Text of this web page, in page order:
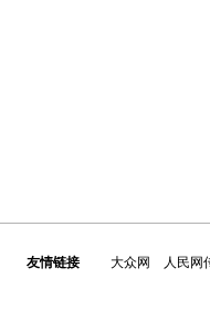
友情链接 大众网 人民网